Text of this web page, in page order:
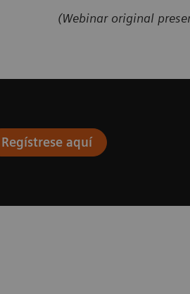
(Webinar original
Regístrese aquí